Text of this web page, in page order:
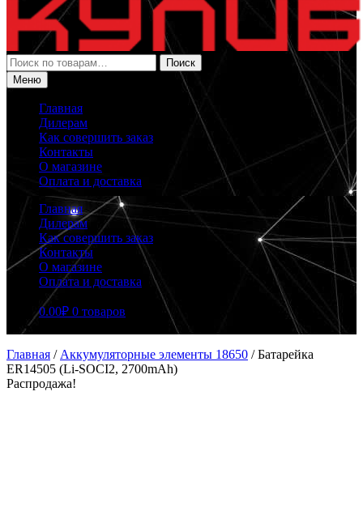
Искать:
Поиск
Меню
Главная
Дилерам
Как совершить заказ
Контакты
О магазине
Оплата и доставка
Главная
Дилерам
Как совершить заказ
Контакты
О магазине
Оплата и доставка
0.00₽ 0 товаров
Главная / Аккумуляторные элементы 18650 /Батарейка
ER14505 (Li-SOCI2, 2700mAh)
Распродажа!